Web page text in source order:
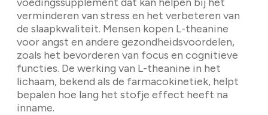
verminderen van stress en het verbeteren van
de slaapkwaliteit. Mensen kopen L-theanine
voor angst en andere gezondheidsvoordelen,
zoals het bevorderen van focus en cognitieve
functies. De werking van L-theanine in het
lichaam, bekend als de farmacokinetiek, helpt
bepalen hoe lang het stofje effect heeft na
inname.